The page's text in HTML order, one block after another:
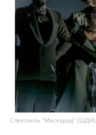
Спектакль "Маскарад" (ШДИ)